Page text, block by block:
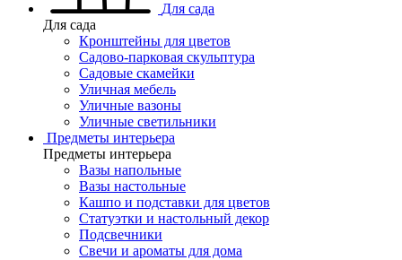
Для сада
Для сада
Кронштейны для цветов
Садово-парковая скульптура
Садовые скамейки
Уличная мебель
Уличные вазоны
Уличные светильники
Предметы интерьера
Предметы интерьера
Вазы напольные
Вазы настольные
Кашпо и подставки для цветов
Статуэтки и настольный декор
Подсвечники
Свечи и ароматы для дома